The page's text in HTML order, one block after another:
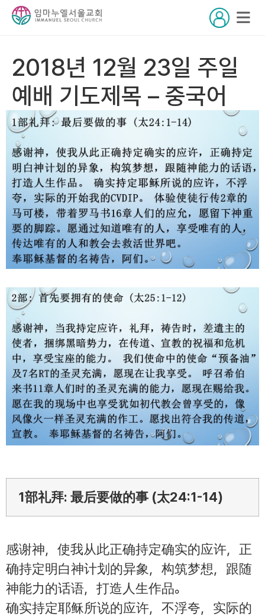
2018년 12월 23일 주일
예배 기도제목 – 중국어
1部礼拜: 最后要做的事 (太24:1-14)
感谢神，使我从此正确持定确实的应许，正
确持定明白神计划的异象，构筑梦想，跟随
神能力的话语，打造人生作品。
确实持定耶稣所说的应许，不浮夸，实际的